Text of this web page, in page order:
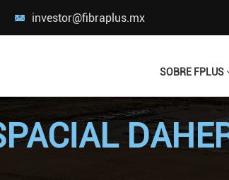
investor@fibraplus.mx
SOBRE FPLUS